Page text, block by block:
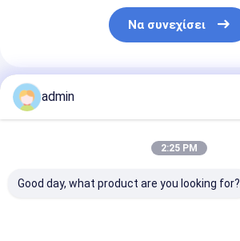
Να συνεχίσει
Συνιστώμενα Προϊόντα
admin
2:25 PM
Good day, what product are you looking for?